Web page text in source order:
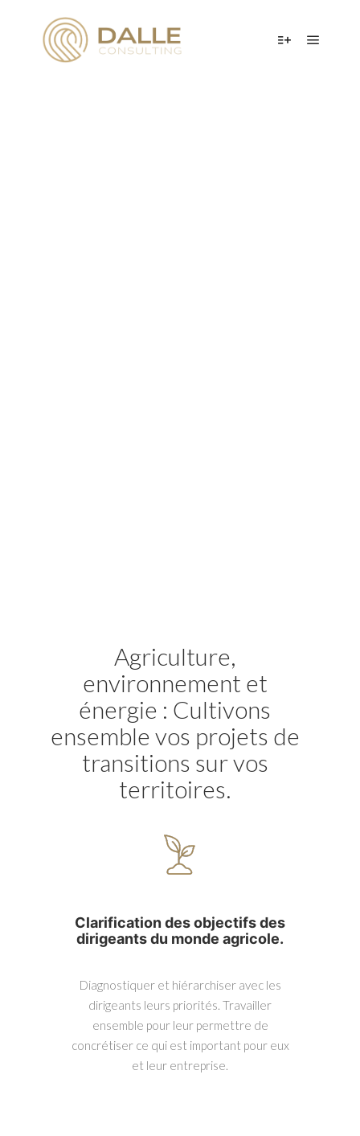
Agriculture,
environnement et
énergie : Cultivons
ensemble vos projets de
transitions sur vos
territoires.
Clarification des objectifs des
dirigeants du monde agricole.
Diagnostiquer et hiérarchiser avec les
dirigeants leurs priorités. Travailler
ensemble pour leur permettre de
concrétiser ce qui est important pour eux
et leur entreprise.